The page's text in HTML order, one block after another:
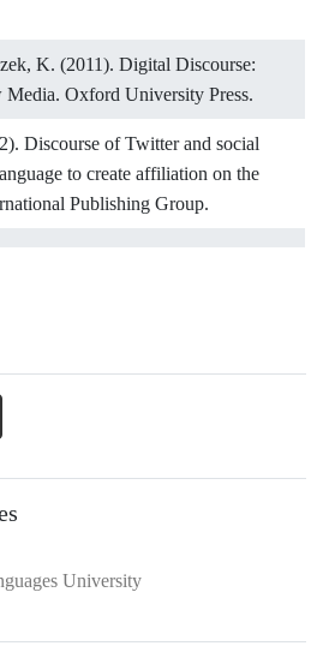
K. (2011). Digital Discourse:
Media. Oxford University Press.
Discourse of Twitter and social
to create affiliation on the
Publishing Group.
University